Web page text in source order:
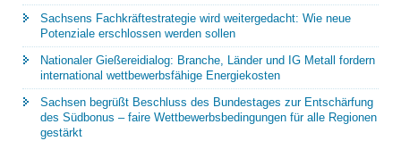
Sachsens Fachkräftestrategie wird weitergedacht: Wie neue
Potenziale erschlossen werden sollen
Nationaler Gießereidialog: Branche, Länder und IG Metall fordern
international wettbewerbsfähige Energiekosten
Sachsen begrüßt Beschluss des Bundestages zur Entschärfung
des Südbonus – faire Wettbewerbsbedingungen für alle Regionen
gestärkt